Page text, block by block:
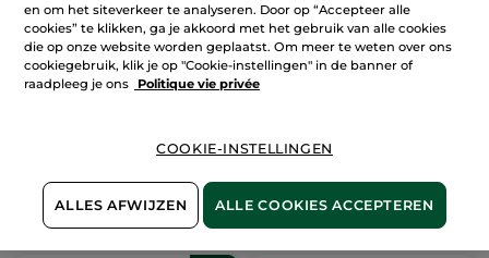
Duo Eaux Fraîches -
Sprankelend & Poederig
(168)
WINKELMANDJE
en om het siteverkeer te analyseren. Door op “Accepteer alle
cookies” te klikken, ga je akkoord met het gebruik van alle cookies
die op onze website worden geplaatst. Om meer te weten over ons
cookiegebruik, klik je op "Cookie-instellingen" in de banner of
raadpleeg je ons
Politique vie privée
COOKIE-INSTELLINGEN
ALLES AFWIJZEN ALLE COOKIES ACCEPTEREN